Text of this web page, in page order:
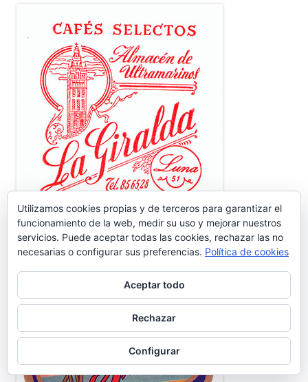
FÁBRICA DE CONSERVAS SUR
Utilizamos cookies propias y de terceros para garantizar el
funcionamiento de la web, medir su uso y mejorar nuestros
servicios. Puede aceptar todas las cookies, rechazar las no
necesarias o configurar sus preferencias. Política de cookies
Aceptar todo
Rechazar
Configurar